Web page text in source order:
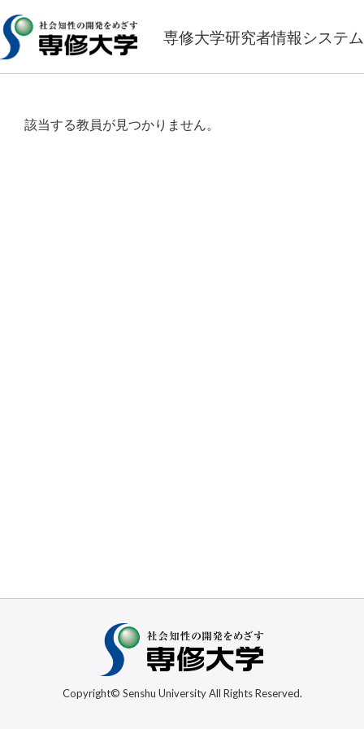
専修大学研究者情報システム
該当する教員が見つかりません。
Copyright© Senshu University All Rights Reserved.